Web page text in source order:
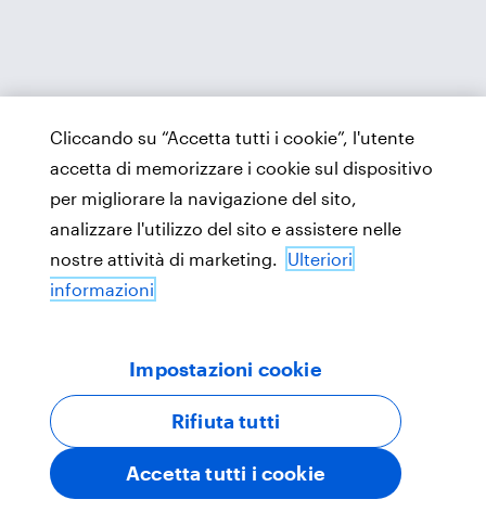
Cliccando su “Accetta tutti i cookie”, l'utente
accetta di memorizzare i cookie sul dispositivo
per migliorare la navigazione del sito,
analizzare l'utilizzo del sito e assistere nelle
nostre attività di marketing. Ulteriori
informazioni
Impostazioni cookie
Rifiuta tutti
Accetta tutti i cookie